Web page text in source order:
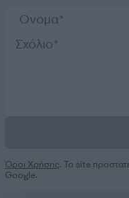
Όροι Χρήσης. Το site
Google.